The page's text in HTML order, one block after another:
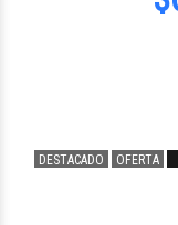
DESTACADO OFERTA